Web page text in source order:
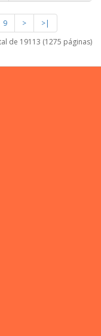
9 >
>|
de 19113 (1275 páginas)